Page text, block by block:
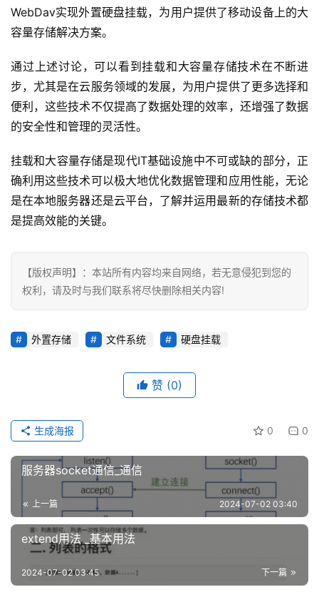
档
WebDav实现外置硬盘挂载，为用户提供了移动设备上的大
容量存储解决方案。
通过上述讨论，可以看到挂载和大容量存储技术在不断进
步，尤其是在云服务领域的发展，为用户提供了更多选择和
便利，这些技术不仅提高了数据处理的效率，还增强了数据
的安全性和管理的灵活性。
挂载和大容量存储是现代IT基础设施中不可或缺的部分，正
确利用这些技术可以极大地优化数据管理和应用性能，无论
是在本地服务器还是云平台，了解并运用最新的存储技术都
是提高效能的关键。
【版权声明】：本站所有内容均来自网络，若无意侵犯到您的
权利，请及时与我们联系将尽快删除相关内容!
外置存储 文件系统 硬盘挂载
赞 (0)
0 0
生成海报
服务器socket通信_通信
上一篇 2024-07-02 03:40
extend用法 _基本用法
下一篇
2024-07-02 03:45